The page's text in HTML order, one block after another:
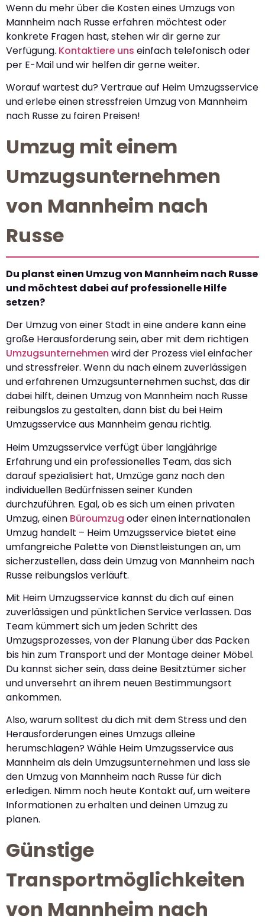
Wenn du mehr über die Kosten eines Umzugs von
Mannheim nach Russe erfahren möchtest oder
konkrete Fragen hast, stehen wir dir gerne zur
Verfügung. Kontaktiere uns einfach telefonisch oder
per E-Mail und wir helfen dir gerne weiter.
Worauf wartest du? Vertraue auf Heim Umzugsservice
und erlebe einen stressfreien Umzug von Mannheim
nach Russe zu fairen Preisen!
Umzug mit einem
Umzugsunternehmen
von Mannheim nach
Russe
Du planst einen Umzug von Mannheim nach Russe
und möchtest dabei auf professionelle Hilfe
setzen?
Der Umzug von einer Stadt in eine andere kann eine
große Herausforderung sein, aber mit dem richtigen
Umzugsunternehmen wird der Prozess viel einfacher
und stressfreier. Wenn du nach einem zuverlässigen
und erfahrenen Umzugsunternehmen suchst, das dir
dabei hilft, deinen Umzug von Mannheim nach Russe
reibungslos zu gestalten, dann bist du bei Heim
Umzugsservice aus Mannheim genau richtig.
Heim Umzugsservice verfügt über langjährige
Erfahrung und ein professionelles Team, das sich
darauf spezialisiert hat, Umzüge ganz nach den
individuellen Bedürfnissen seiner Kunden
durchzuführen. Egal, ob es sich um einen privaten
Umzug, einen Büroumzug oder einen internationalen
Umzug handelt – Heim Umzugsservice bietet eine
umfangreiche Palette von Dienstleistungen an, um
sicherzustellen, dass dein Umzug von Mannheim nach
Russe reibungslos verläuft.
Mit Heim Umzugsservice kannst du dich auf einen
zuverlässigen und pünktlichen Service verlassen. Das
Team kümmert sich um jeden Schritt des
Umzugsprozesses, von der Planung über das Packen
bis hin zum Transport und der Montage deiner Möbel.
Du kannst sicher sein, dass deine Besitztümer sicher
und unversehrt an ihrem neuen Bestimmungsort
ankommen.
Also, warum solltest du dich mit dem Stress und den
Herausforderungen eines Umzugs alleine
herumschlagen? Wähle Heim Umzugsservice aus
Mannheim als dein Umzugsunternehmen und lass sie
den Umzug von Mannheim nach Russe für dich
erledigen. Nimm noch heute Kontakt auf, um weitere
Informationen zu erhalten und deinen Umzug zu
planen.
Günstige
Transportmöglichkeiten
von Mannheim nach